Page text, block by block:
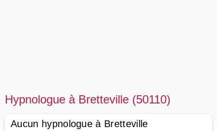
Hypnologue à Bretteville (50110)
Aucun hypnologue à Bretteville